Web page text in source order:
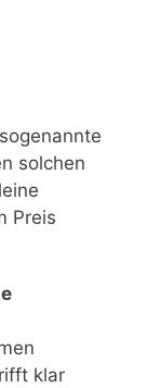
solchen
Preis
klar